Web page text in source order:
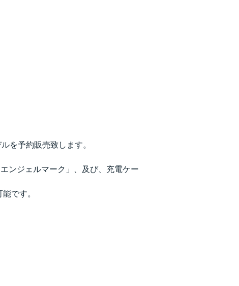
を予約販売致します。
ンジェルマーク」、及び、充電ケー
です。